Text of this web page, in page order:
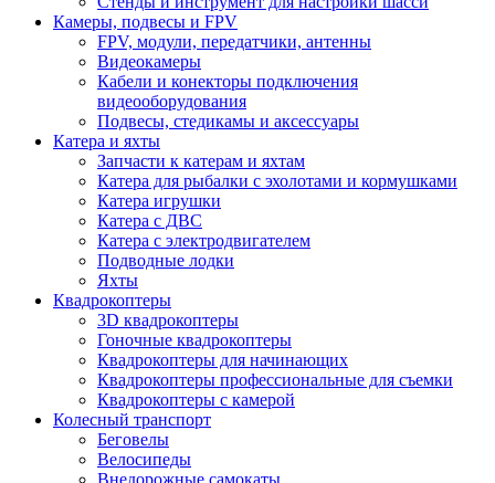
Камеры, подвесы и FPV
FPV, модули, передатчики, антенны
Видеокамеры
Кабели и конекторы подключения
видеооборудования
Подвесы, стедикамы и аксессуары
Катера и яхты
Запчасти к катерам и яхтам
Катера для рыбалки с эхолотами и кормушками
Катера игрушки
Катера с ДВС
Катера с электродвигателем
Подводные лодки
Яхты
Квадрокоптеры
3D квадрокоптеры
Гоночные квадрокоптеры
Квадрокоптеры для начинающих
Квадрокоптеры профессиональные для съемки
Квадрокоптеры с камерой
Колесный транспорт
Беговелы
Велосипеды
Внедорожные самокаты